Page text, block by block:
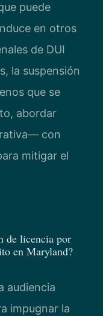
puede
en otros
de DUI
la suspensión
que se
abordar
con
mitigar el
de licencia por
en Maryland?
audiencia
impugnar la